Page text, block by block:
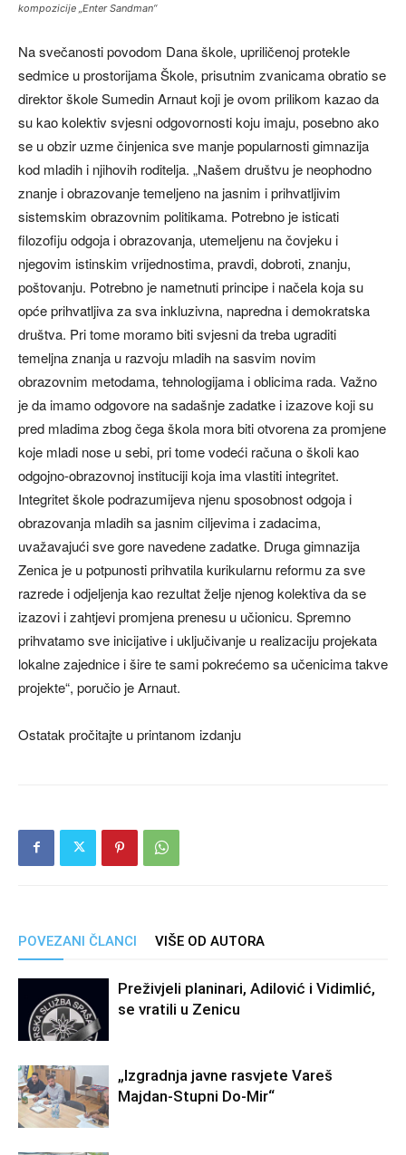
kompozicije „Enter Sandman“
Na svečanosti povodom Dana škole, upriličenoj protekle
sedmice u prostorijama Škole, prisutnim zvanicama obratio se
direktor škole Sumedin Arnaut koji je ovom prilikom kazao da
su kao kolektiv svjesni odgovornosti koju imaju, posebno ako
se u obzir uzme činjenica sve manje popularnosti gimnazija
kod mladih i njihovih roditelja. „Našem društvu je neophodno
znanje i obrazovanje temeljeno na jasnim i prihvatljivim
sistemskim obrazovnim politikama. Potrebno je isticati
filozofiju odgoja i obrazovanja, utemeljenu na čovjeku i
njegovim istinskim vrijednostima, pravdi, dobroti, znanju,
poštovanju. Potrebno je nametnuti principe i načela koja su
opće prihvatljiva za sva inkluzivna, napredna i demokratska
društva. Pri tome moramo biti svjesni da treba ugraditi
temeljna znanja u razvoju mladih na sasvim novim
obrazovnim metodama, tehnologijama i oblicima rada. Važno
je da imamo odgovore na sadašnje zadatke i izazove koji su
pred mladima zbog čega škola mora biti otvorena za promjene
koje mladi nose u sebi, pri tome vodeći računa o školi kao
odgojno-obrazovnoj instituciji koja ima vlastiti integritet.
Integritet škole podrazumijeva njenu sposobnost odgoja i
obrazovanja mladih sa jasnim ciljevima i zadacima,
uvažavajući sve gore navedene zadatke. Druga gimnazija
Zenica je u potpunosti prihvatila kurikularnu reformu za sve
razrede i odjeljenja kao rezultat želje njenog kolektiva da se
izazovi i zahtjevi promjena prenesu u učionicu. Spremno
prihvatamo sve inicijative i uključivanje u realizaciju projekata
lokalne zajednice i šire te sami pokrećemo sa učenicima takve
projekte“, poručio je Arnaut.
Ostatak pročitajte u printanom izdanju
POVEZANI ČLANCI VIŠE OD AUTORA
Preživjeli planinari, Adilović i Vidimlić,
se vratili u Zenicu
„Izgradnja javne rasvjete Vareš
Majdan-Stupni Do-Mir“